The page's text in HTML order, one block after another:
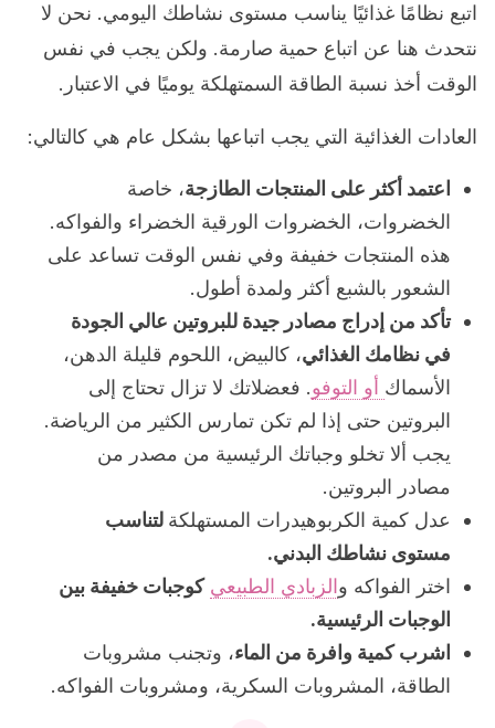
اتبع نظامًا غذائيًا يناسب مستوى نشاطك اليومي. نحن لا
نتحدث هنا عن اتباع حمية صارمة. ولكن يجب في نفس
الوقت أخذ نسبة الطاقة السمتهلكة يوميًا في الاعتبار.
العادات الغذائية التي يجب اتباعها بشكل عام هي كالتالي:
اعتمد أكثر على المنتجات الطازجة، خاصة
الخضروات، الخضروات الورقية الخضراء والفواكه.
هذه المنتجات خفيفة وفي نفس الوقت تساعد على
الشعور بالشبع أكثر ولمدة أطول.
تأكد من إدراج مصادر جيدة للبروتين عالي الجودة
في نظامك الغذائي، كالبيض، اللحوم قليلة الدهن،
الأسماك أو التوفو. فعضلاتك لا تزال تحتاج إلى
البروتين حتى إذا لم تكن تمارس الكثير من الرياضة.
يجب ألا تخلو وجباتك الرئيسية من مصدر من
مصادر البروتين.
عدل كمية الكربوهيدرات المستهلكة لتناسب
مستوى نشاطك البدني.
اختر الفواكه والزبادي الطبيعي كوجبات خفيفة بين
الوجبات الرئيسية.
اشرب كمية وافرة من الماء، وتجنب مشروبات
الطاقة، المشروبات السكرية، ومشروبات الفواكه.